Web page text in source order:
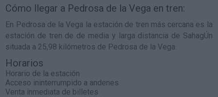
Cómo llegar a Pedrosa de la Vega en tren:
En Pedrosa de la Vega la estación de tren más cercana es la
estación de tren de de media y larga distancia de SahagÚn
situada a 25,98 kilómetros de Pedrosa de la Vega.
Horarios
Horario de la estación
Acceso ininterrumpido a andenes
Venta inmediata de billetes